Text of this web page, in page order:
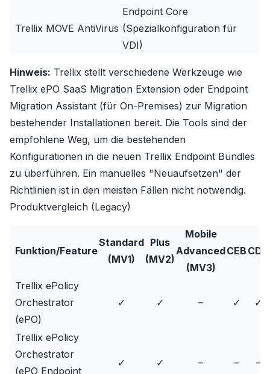
Trellix MOVE AntiVirus
Endpoint Core
(Spezialkonfiguration für
VDI)
Hinweis: Trellix stellt verschiedene Werkzeuge wie
Trellix ePO SaaS Migration Extension oder Endpoint
Migration Assistant (für On-Premises) zur Migration
bestehender Installationen bereit. Die Tools sind der
empfohlene Weg, um die bestehenden
Konfigurationen in die neuen Trellix Endpoint Bundles
zu überführen. Ein manuelles "Neuaufsetzen" der
Richtlinien ist in den meisten Fällen nicht notwendig.
Produktvergleich (Legacy)
Funktion/Feature
Standard
(MV1)
Plus
(MV2)
Mobile
Advanced
(MV3)
CEB CDB
Trellix ePolicy
Orchestrator
(ePO)
✓ ✓ – ✓ ✓
Trellix ePolicy
Orchestrator
(ePO Endpoint
✓ ✓ – – –